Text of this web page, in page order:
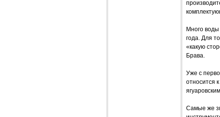
Много воды
года. Для
«какую
Брава.
Уже с
относится
Самые же